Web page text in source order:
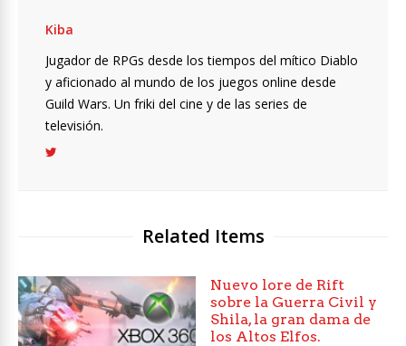
Kiba
Jugador de RPGs desde los tiempos del mítico Diablo
y aficionado al mundo de los juegos online desde
Guild Wars. Un friki del cine y de las series de
televisión.
Related Items
Nuevo lore de Rift
sobre la Guerra Civil y
Shila, la gran dama de
los Altos Elfos.